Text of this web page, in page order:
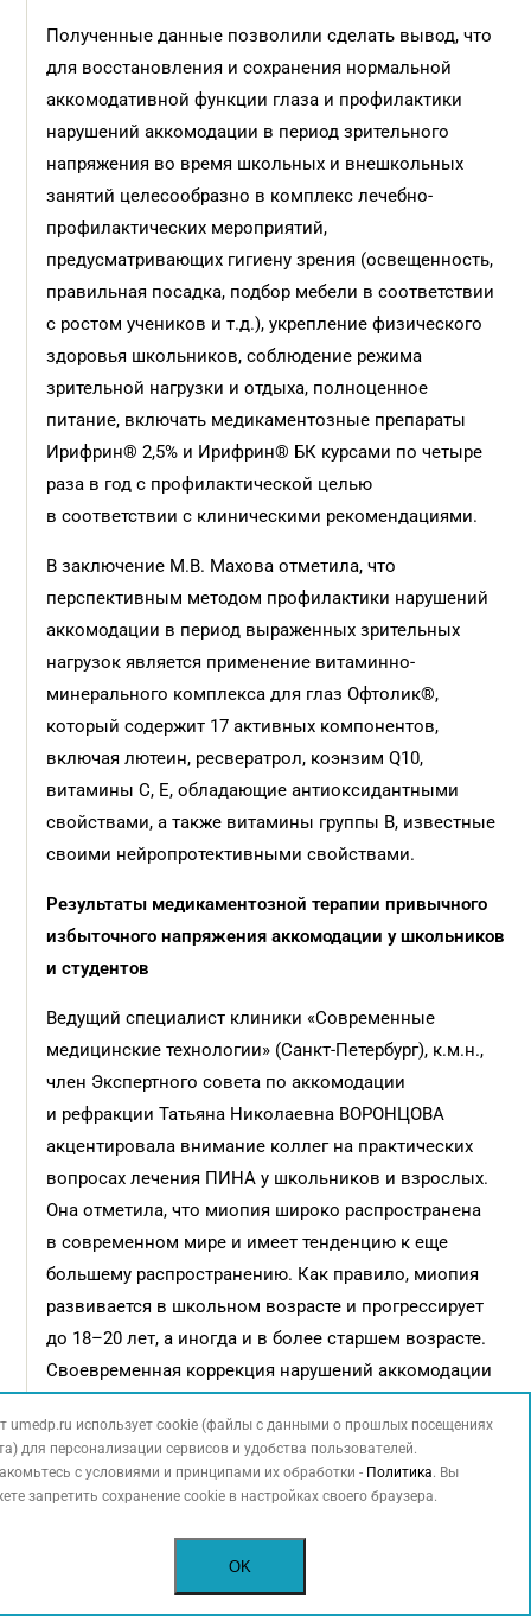
Полученные данные позволили сделать вывод, что
для восстановления и сохранения нормальной
аккомодативной функции глаза и профилактики
нарушений аккомодации в период зрительного
напряжения во время школьных и внешкольных
занятий целесообразно в комплекс лечебно-
профилактических мероприятий,
предусматривающих гигиену зрения (освещенность,
правильная посадка, подбор мебели в соответствии
с ростом учеников и т.д.), укрепление физического
здоровья школьников, соблюдение режима
зрительной нагрузки и отдыха, полноценное
питание, включать медикаментозные препараты
Ирифрин® 2,5% и Ирифрин® БК курсами по четыре
раза в год с профилактической целью
в соответствии с клиническими рекомендациями.
В заключение М.В. Махова отметила, что
перспективным методом профилактики нарушений
аккомодации в период выраженных зрительных
нагрузок является применение витаминно-
минерального комплекса для глаз Офтолик®,
который содержит 17 активных компонентов,
включая лютеин, ресвератрол, коэнзим Q10,
витамины С, Е, обладающие антиоксидантными
свойствами, а также витамины группы В, известные
своими нейропротективными свойствами.
Результаты медикаментозной терапии привычного
избыточного напряжения аккомодации у школьников
и студентов
Ведущий специалист клиники «Современные
медицинские технологии» (Санкт-Петербург), к.м.н.,
член Экспертного совета по аккомодации
и рефракции Татьяна Николаевна ВОРОНЦОВА
акцентировала внимание коллег на практических
вопросах лечения ПИНА у школьников и взрослых.
Она отметила, что миопия широко распространена
в современном мире и имеет тенденцию к еще
большему распространению. Как правило, миопия
развивается в школьном возрасте и прогрессирует
до 18–20 лет, а иногда и в более старшем возрасте.
Своевременная коррекция нарушений аккомодации
и прогрессирование миопии.
При ведении детей и взрослых с миопией
umedp.ru использует cookie (файлы с данными о прошлых посещениях
для персонализации сервисов и удобства пользователей.
с условиями и принципами их обработки - Политика. Вы
запретить сохранение cookie в настройках своего браузера.
OK